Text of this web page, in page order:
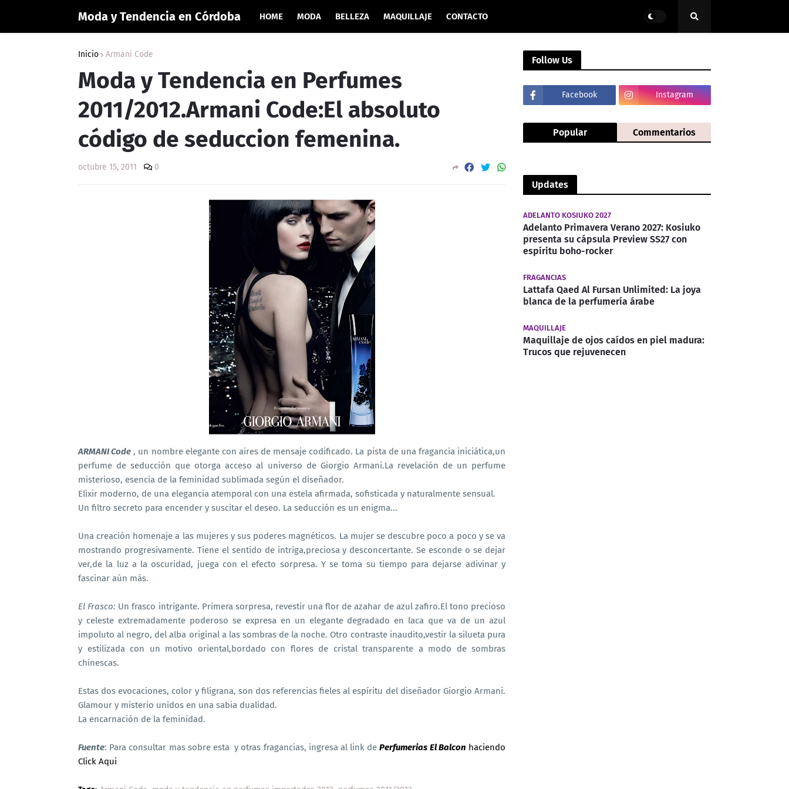
Moda y Tendencia en Córdoba HOME MODA BELLEZA MAQUILLAJE CONTACTO
Inicio Armani Code
Moda y Tendencia en Perfumes
2011/2012.Armani Code:El absoluto
código de seduccion femenina.
octubre 15, 2011 0
ARMANI Code , un nombre elegante con aires de mensaje codificado. La pista de una fragancia iniciática,un
perfume de seducción que otorga acceso al universo de Giorgio Armani.La revelación de un perfume
misterioso, esencia de la feminidad sublimada según el diseñador.
Elixir moderno, de una elegancia atemporal con una estela afirmada, sofisticada y naturalmente sensual.
Un filtro secreto para encender y suscitar el deseo. La seducción es un enigma...
Una creación homenaje a las mujeres y sus poderes magnéticos. La mujer se descubre poco a poco y se va
mostrando progresivamente. Tiene el sentido de intriga,preciosa y desconcertante. Se esconde o se dejar
ver,de la luz a la oscuridad, juega con el efecto sorpresa. Y se toma su tiempo para dejarse adivinar y
fascinar aún más.
El Frasco: Un frasco intrigante. Primera sorpresa, revestir una flor de azahar de azul zafiro.El tono precioso
y celeste extremadamente poderoso se expresa en un elegante degradado en laca que va de un azul
impoluto al negro, del alba original a las sombras de la noche. Otro contraste inaudito,vestir la silueta pura
y estilizada con un motivo oriental,bordado con flores de cristal transparente a modo de sombras
chinescas.
Estas dos evocaciones, color y filigrana, son dos referencias fieles al espíritu del diseñador Giorgio Armani.
Glamour y misterio unidos en una sabia dualidad.
La encarnación de la feminidad.
Fuente: Para consultar mas sobre esta y otras fragancias, ingresa al link dePerfumerias El Balcon haciendo
Click Aqui
Follow Us
Facebook Instagram
Popular Commentarios
Updates
ADELANTO KOSIUKO 2027
Adelanto Primavera Verano 2027: Kosiuko
presenta su cápsula Preview SS27 con
espíritu boho-rocker
FRAGANCIAS
Lattafa Qaed Al Fursan Unlimited: La joya
blanca de la perfumería árabe
MAQUILLAJE
Maquillaje de ojos caídos en piel madura:
Trucos que rejuvenecen